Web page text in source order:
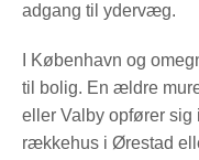
adgang til ydervæg.
I København og
til bolig. En ældre
eller Valby opfører
rækkehus i Ørestad